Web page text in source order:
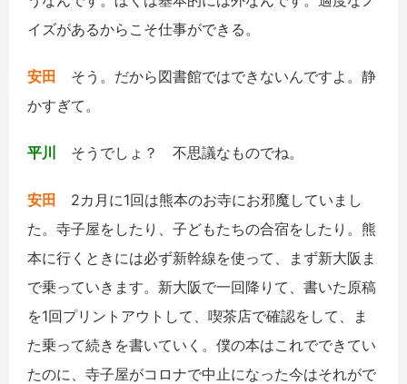
イズがあるからこそ仕事ができる。
安田 そう。だから図書館ではできないんですよ。静
かすぎて。
平川 そうでしょ？ 不思議なものでね。
安田 2カ月に1回は熊本のお寺にお邪魔していまし
た。寺子屋をしたり、子どもたちの合宿をしたり。熊
本に行くときには必ず新幹線を使って、まず新大阪ま
で乗っていきます。新大阪で一回降りて、書いた原稿
を1回プリントアウトして、喫茶店で確認をして、ま
た乗って続きを書いていく。僕の本はこれでできてい
たのに、寺子屋がコロナで中止になった今はそれがで